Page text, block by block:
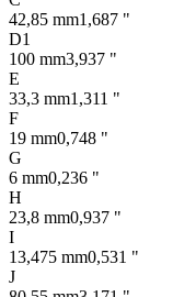
42,85 mm1,687 "
D1
100 mm3,937 "
E
33,3 mm1,311 "
F
19 mm0,748 "
G
6 mm0,236 "
H
23,8 mm0,937 "
I
13,475 mm0,531 "
J